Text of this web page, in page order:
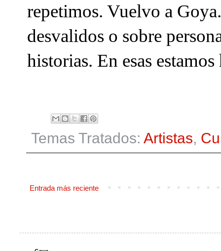
repetimos. Vuelvo a
desvalidos o sobre
historias. En esas
Temas Tratados: Artistas,
Entrada más reciente